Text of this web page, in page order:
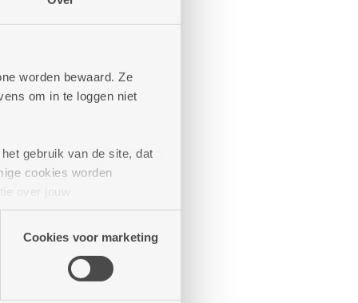
worden bewaard. Ze
om in te loggen niet
gebruik van de site, dat
cookies worden
kunnen deze gegevens
Cookies voor marketing